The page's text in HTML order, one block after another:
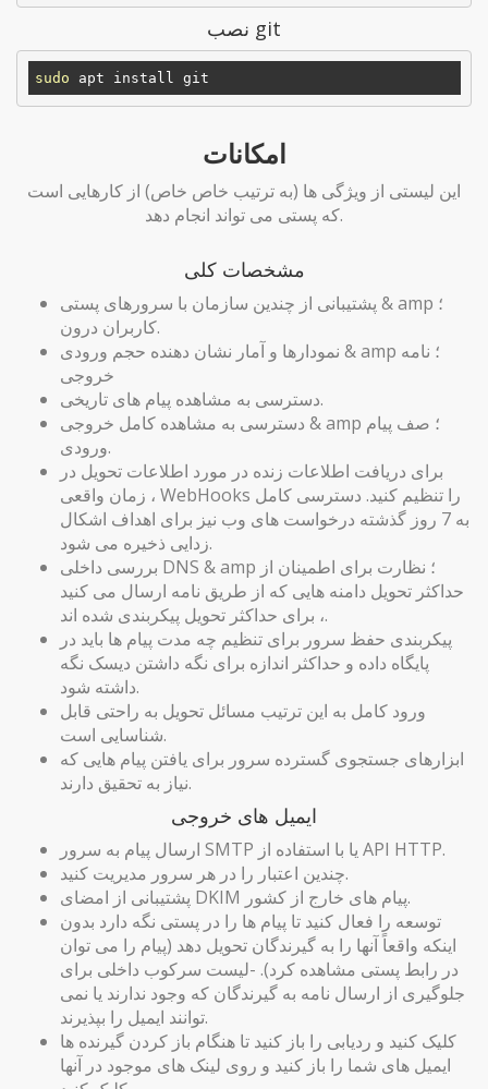
نصب git
sudo
امکانات
این لیستی از ویژگی ها (به ترتیب خاص خاص) از کارهایی است
که پستی می تواند انجام دهد.
مشخصات کلی
پشتیبانی از چندین سازمان با سرورهای پستی & amp ؛
کاربران درون.
نمودارها و آمار نشان دهنده حجم ورودی & amp ؛ نامه
خروجی
دسترسی به مشاهده پیام های تاریخی.
دسترسی به مشاهده کامل خروجی & amp ؛ صف پیام
ورودی.
برای دریافت اطلاعات زنده در مورد اطلاعات تحویل در
زمان واقعی ، WebHooks را تنظیم کنید. دسترسی کامل
به 7 روز گذشته درخواست های وب نیز برای اهداف اشکال
زدایی ذخیره می شود.
بررسی داخلی DNS & amp ؛ نظارت برای اطمینان از
حداکثر تحویل دامنه هایی که از طریق نامه ارسال می کنید
، برای حداکثر تحویل پیکربندی شده اند.
پیکربندی حفظ سرور برای تنظیم چه مدت پیام ها باید در
پایگاه داده و حداکثر اندازه برای نگه داشتن دیسک نگه
داشته شود.
ورود کامل به این ترتیب مسائل تحویل به راحتی قابل
شناسایی است.
ابزارهای جستجوی گسترده سرور برای یافتن پیام هایی که
نیاز به تحقیق دارند.
ایمیل های خروجی
ارسال پیام به سرور SMTP یا با استفاده از API HTTP.
چندین اعتبار را در هر سرور مدیریت کنید.
پشتیبانی از امضای DKIM پیام های خارج از کشور.
توسعه را فعال کنید تا پیام ها را در پستی نگه دارد بدون
اینکه واقعاً آنها را به گیرندگان تحویل دهد (پیام را می توان
در رابط پستی مشاهده کرد). -لیست سرکوب داخلی برای
جلوگیری از ارسال نامه به گیرندگان که وجود ندارند یا نمی
توانند ایمیل را بپذیرند.
کلیک کنید و ردیابی را باز کنید تا هنگام باز کردن گیرنده ها
ایمیل های شما را باز کنید و روی لینک های موجود در آنها